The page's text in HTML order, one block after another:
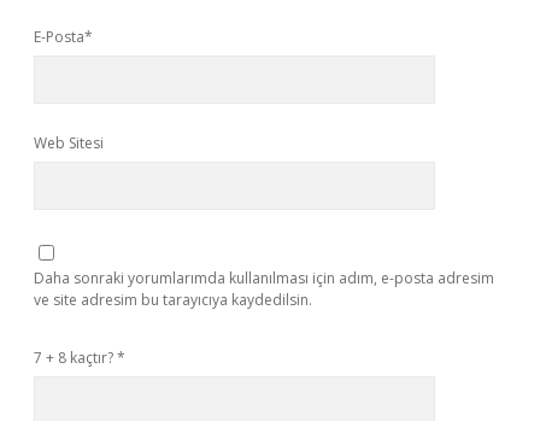
E-Posta*
Web Sitesi
Daha sonraki yorumlarımda kullanılması için adım, e-posta adresim
ve site adresim bu tarayıcıya kaydedilsin.
7 + 8 kaçtır?*